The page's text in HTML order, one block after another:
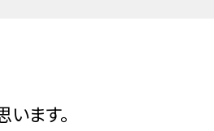
ます。